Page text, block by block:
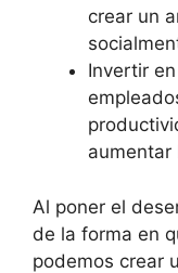
crear un
Invertir
Al poner el
de la forma en
podemos crear